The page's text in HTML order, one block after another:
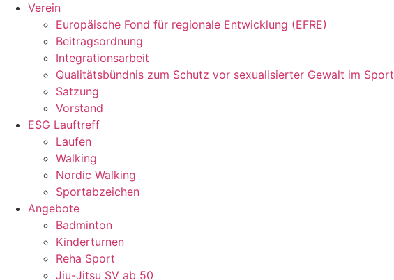
Verein
Europäische Fond für regionale Entwicklung (EFRE)
Beitragsordnung
Integrationsarbeit
Qualitätsbündnis zum Schutz vor sexualisierter Gewalt im Sport
Satzung
Vorstand
ESG Lauftreff
Laufen
Walking
Nordic Walking
Sportabzeichen
Angebote
Badminton
Kinderturnen
Reha Sport
Jiu-Jitsu SV ab 50